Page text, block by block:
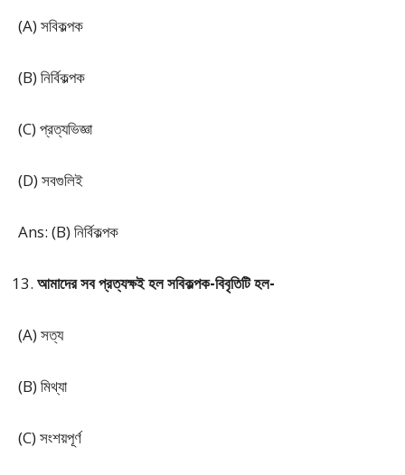
(A) সবিকল্পক
(B) নির্বিকল্পক
(C) প্রত্যভিজ্ঞা
(D) সবগুলিই
Ans: (B) নির্বিকল্পক
আমাদের সব প্রত্যক্ষই হল সবিকল্পক-বিবৃতিটি হল-
(A) সত্য
(B) মিথ্যা
(C) সংশয়পূর্ণ